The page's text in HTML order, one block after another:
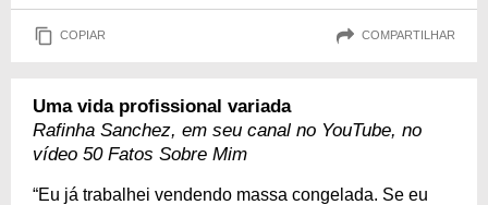
COPIAR COMPARTILHAR
Uma vida profissional variada
Rafinha Sanchez, em seu canal no YouTube, no
vídeo 50 Fatos Sobre Mim
“Eu já trabalhei vendendo massa congelada. Se eu